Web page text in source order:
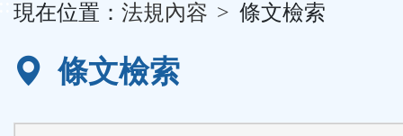
區
現在位置： 法規內容 條文檢索
條文檢索